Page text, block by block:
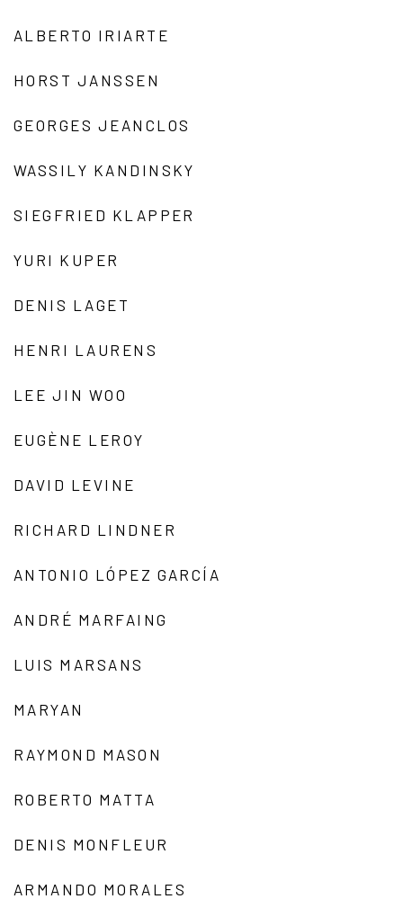
ALBERTO IRIARTE
HORST JANSSEN
GEORGES JEANCLOS
WASSILY KANDINSKY
SIEGFRIED KLAPPER
YURI KUPER
DENIS LAGET
HENRI LAURENS
LEE JIN WOO
EUGÈNE LEROY
DAVID LEVINE
RICHARD LINDNER
ANTONIO LÓPEZ GARCÍA
ANDRÉ MARFAING
LUIS MARSANS
MARYAN
RAYMOND MASON
ROBERTO MATTA
DENIS MONFLEUR
ARMANDO MORALES